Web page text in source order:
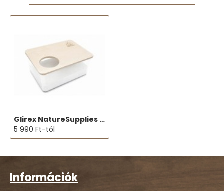
Glirex NatureSupplies - Fedett plexi homokozó
5 990 Ft-tól
Információk